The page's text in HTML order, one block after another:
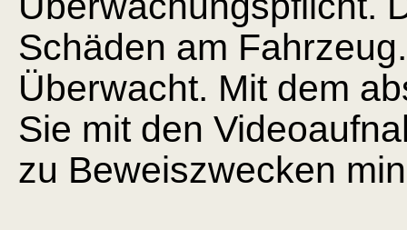
Schäden am
Überwacht. Mit dem
Sie mit den
zu Beweiszwecken